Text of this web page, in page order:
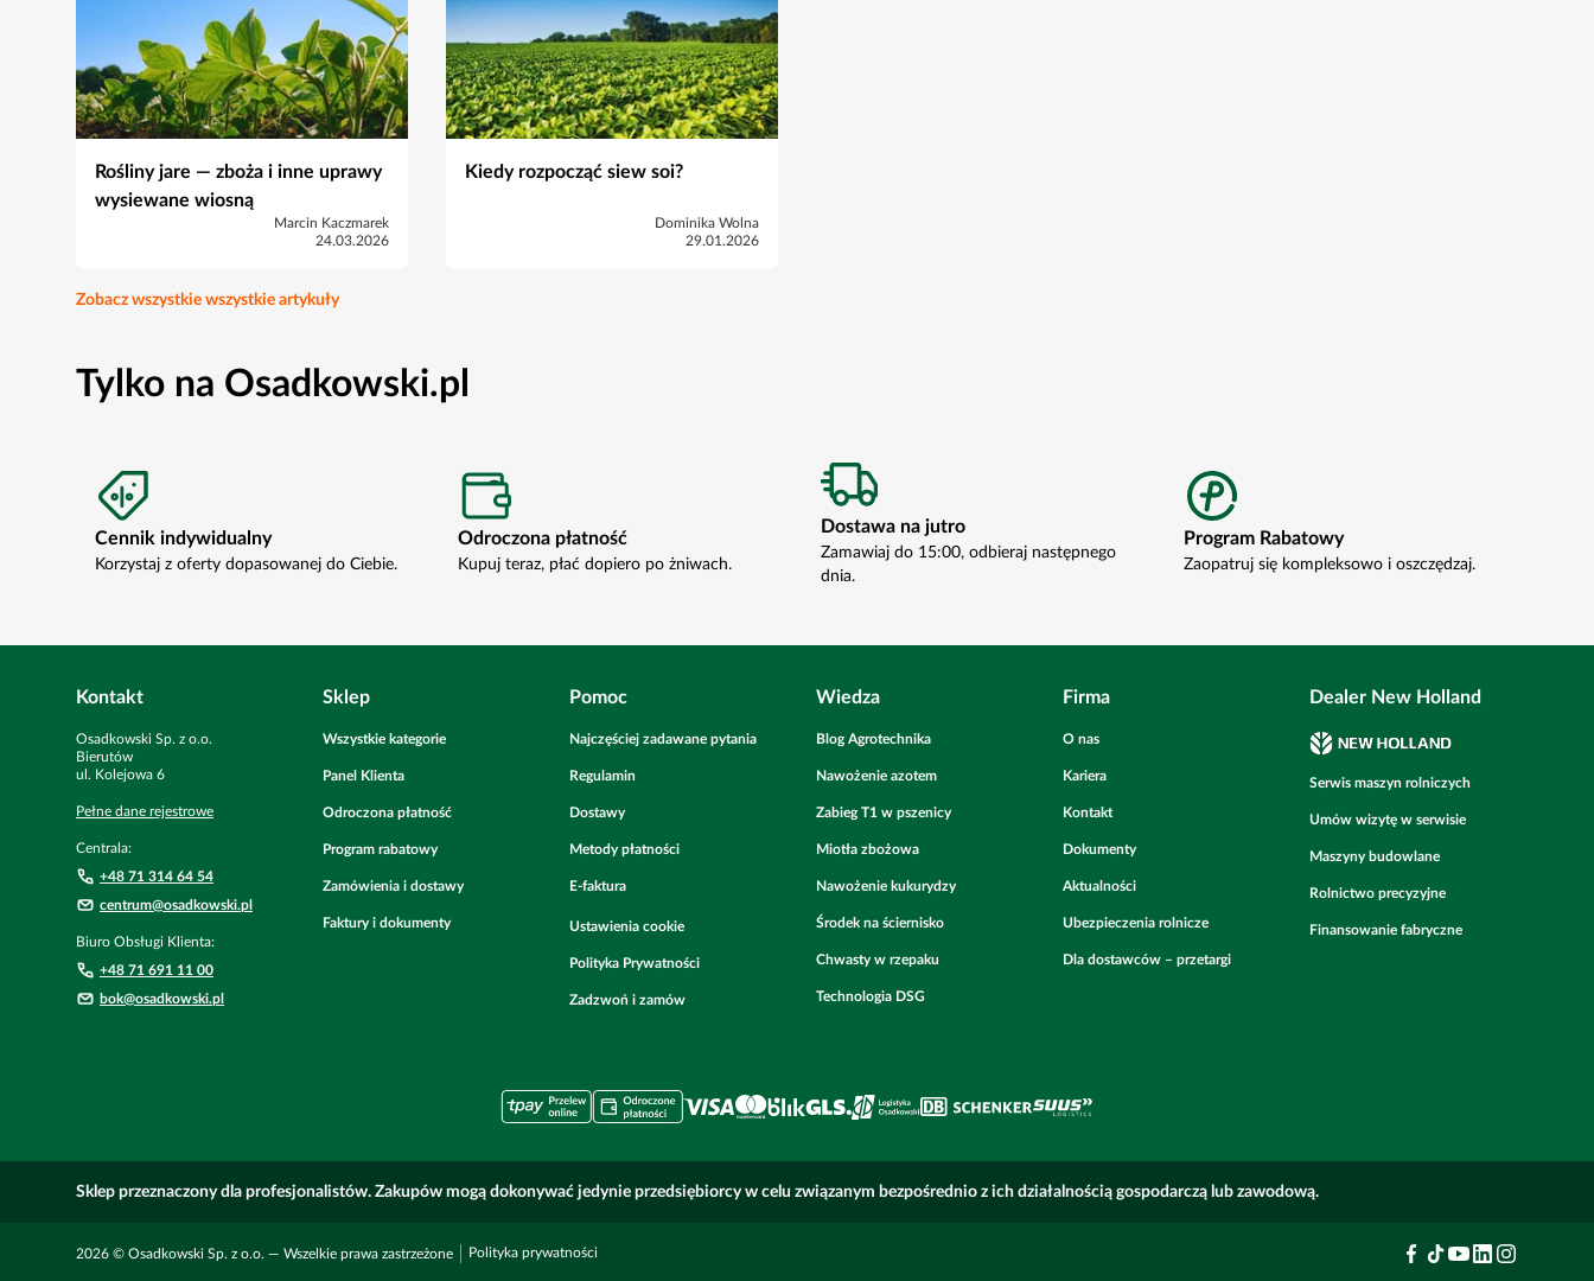
Rośliny jare — zboża i inne uprawy
wysiewane wiosną
Marcin Kaczmarek
24.03.2026
Kiedy rozpocząć siew soi?
Dominika Wolna
29.01.2026
Zobacz wszystkie wszystkie artykuły
Tylko na Osadkowski.pl
Cennik indywidualny
Korzystaj z oferty dopasowanej do Ciebie.
Odroczona płatność
Kupuj teraz, płać dopiero po żniwach.
Dostawa na jutro
Zamawiaj do 15:00, odbieraj następnego
dnia.
Program Rabatowy
Zaopatruj się kompleksowo i oszczędzaj.
Kontakt
Osadkowski Sp. z o.o.
Bierutów
ul. Kolejowa 6
Pełne dane rejestrowe
Centrala:
+48 71 314 64 54
centrum@osadkowski.pl
Biuro Obsługi Klienta:
+48 71 691 11 00
bok@osadkowski.pl
Sklep
Wszystkie kategorie
Panel Klienta
Odroczona płatność
Program rabatowy
Zamówienia i dostawy
Faktury i dokumenty
Pomoc
Najczęściej zadawane pytania
Regulamin
Dostawy
Metody płatności
E-faktura
Ustawienia cookie
Polityka Prywatności
Zadzwoń i zamów
Wiedza
Blog Agrotechnika
Nawożenie azotem
Zabieg T1 w pszenicy
Miotła zbożowa
Nawożenie kukurydzy
Środek na ściernisko
Chwasty w rzepaku
Technologia DSG
Firma
O nas
Kariera
Kontakt
Dokumenty
Aktualności
Ubezpieczenia rolnicze
Dla dostawców – przetargi
Dealer New Holland
Serwis maszyn rolniczych
Umów wizytę w serwisie
Maszyny budowlane
Rolnictwo precyzyjne
Finansowanie fabryczne
Sklep przeznaczony dla profesjonalistów. Zakupów mogą dokonywać jedynie przedsiębiorcy w celu związanym bezpośrednio z ich działalnością gospodarczą lub zawodową.
2026 © Osadkowski Sp. z o.o. — Wszelkie prawa zastrzeżone Polityka prywatności